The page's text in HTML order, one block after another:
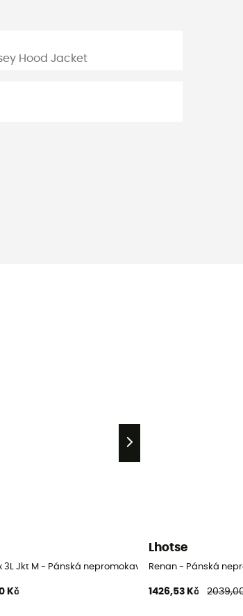
Hood Jacket
3L Jkt M - Pánská nepromokavá bunda
Kč
Lhotse
Renan - Pánská
1426,53 Kč